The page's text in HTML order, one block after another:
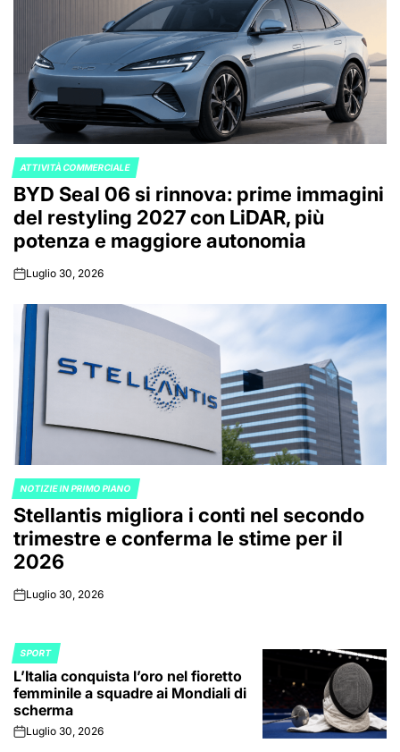
POSTED
IN
ATTIVITÀ COMMERCIALE
BYD Seal 06 si rinnova: prime immagini
del restyling 2027 con LiDAR, più
potenza e maggiore autonomia
onLuglio 30, 2026
POSTED
IN
NOTIZIE IN PRIMO PIANO
Stellantis migliora i conti nel secondo
trimestre e conferma le stime per il
2026
onLuglio 30, 2026
POSTED
IN
SPORT
L’Italia conquista l’oro nel fioretto
femminile a squadre ai Mondiali di
scherma
onLuglio 30, 2026